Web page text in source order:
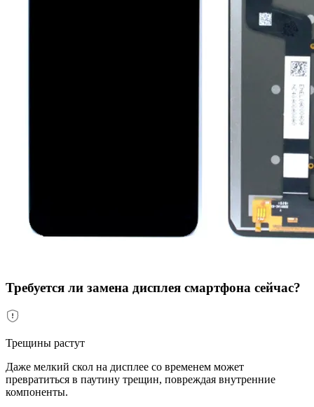
Требуется ли замена дисплея смартфона сейчас?
Трещины растут
Даже мелкий скол на дисплее со временем может
превратиться в паутину трещин, повреждая внутренние
компоненты.